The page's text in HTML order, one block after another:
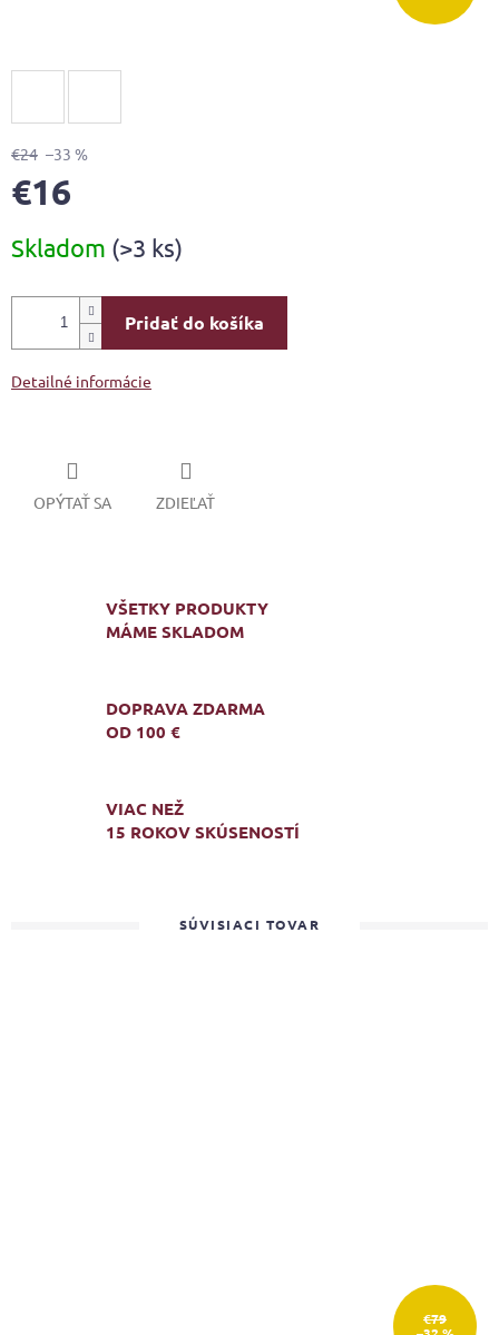
€24 –33 %
€16
cena:
Skladom (>3 ks)
Pridať do košíka
Detailné informácie
OPÝTAŤ SA ZDIEĽAŤ
VŠETKY PRODUKTY
MÁME SKLADOM
DOPRAVA ZDARMA
OD 100 €
VIAC NEŽ
15 ROKOV SKÚSENOSTÍ
SÚVISIACI TOVAR
€79